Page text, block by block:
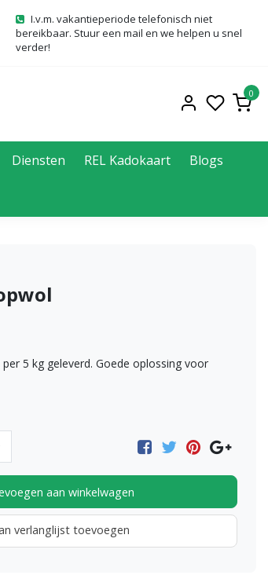
I.v.m. vakantieperiode telefonisch niet
bereikbaar. Stuur een mail en we helpen u snel
verder!
0
Diensten REL Kadokaart Blogs
5 kg geleverd. Goede oplossing voor
aan winkelwagen
verlanglijst toevoegen